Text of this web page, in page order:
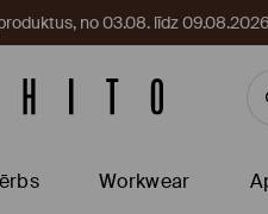
no 03.08. līdz
Workwear